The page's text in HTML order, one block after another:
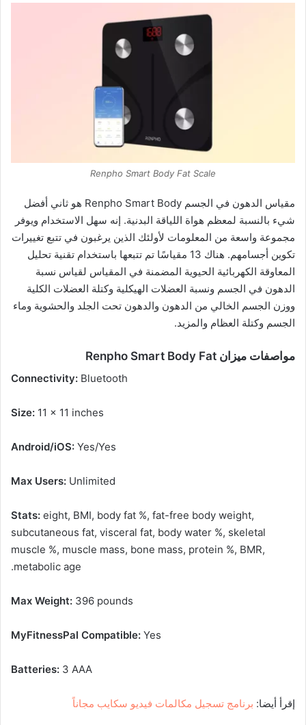
Renpho Smart Body Fat Scale
مقياس الدهون في الجسم Renpho Smart Body هو ثاني أفضل
شيء بالنسبة لمعظم هواة اللياقة البدنية. إنه سهل الاستخدام ويوفر
مجموعة واسعة من المعلومات لأولئك الذين يرغبون في تتبع تغييرات
تكوين أجسامهم. هناك 13 مقياسًا تم تتبعها باستخدام تقنية تحليل
المعاوقة الكهربائية الحيوية المضمنة في المقياس لقياس نسبة
الدهون في الجسم ونسبة العضلات الهيكلية وكتلة العضلات الكلية
ووزن الجسم الخالي من الدهون والدهون تحت الجلد والحشوية وماء
الجسم وكتلة العظام والمزيد.
مواصفات ميزان Renpho Smart Body Fat
Connectivity: Bluetooth
Size: 11 x 11 inches
Android/iOS: Yes/Yes
Max Users: Unlimited
Stats: eight, BMI, body fat %, fat-free body weight,
subcutaneous fat, visceral fat, body water %, skeletal
muscle %, muscle mass, bone mass, protein %, BMR,
metabolic age.
Max Weight: 396 pounds
MyFitnessPal Compatible: Yes
Batteries: 3 AAA
إقرأ أيضا: برنامج تسجيل مكالمات فيديو سكايب مجاناً